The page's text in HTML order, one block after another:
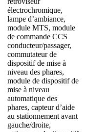
électrochromique,
lampe d’ambiance,
module MTS, module
de commande CCS
conducteur/passager,
commutateur de
dispositif de mise à
niveau des phares,
module de dispositif de
mise à niveau
automatique des
phares, capteur d’aide
au stationnement avant
gauche/droite,